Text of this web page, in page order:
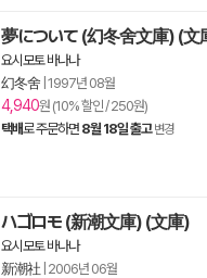
夢について (幻冬舍文庫) (文
요시모토 바나나
幻冬舍 1997년 08월
4,940원 (10% 할인 / 250원)
택배로 주문하면 8월 18일 출고 변경
ハゴロモ (新潮文庫) (文庫)
요시모토 바나나
新潮社 2006년 06월